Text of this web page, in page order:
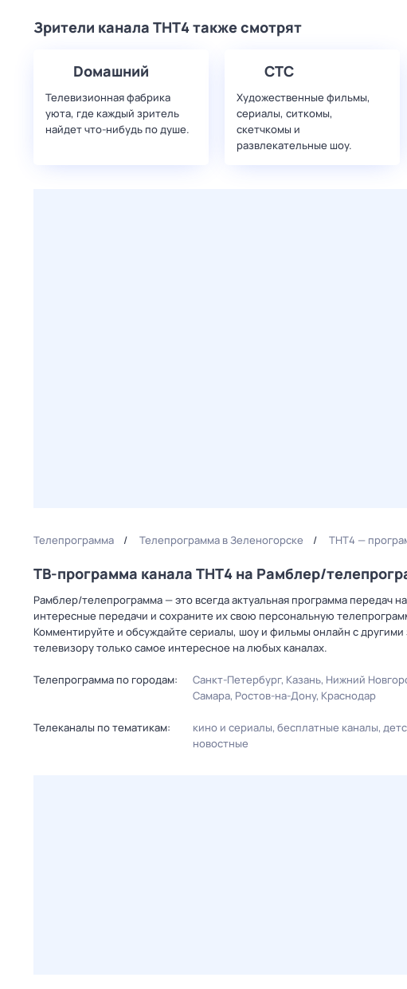
Зрители канала ТНТ4 также смотрят
Dомашний
Телевизионная фабрика
уюта, где каждый зритель
найдет что‑нибудь по душе.
СТС
Художественные фильмы,
сериалы, ситкомы,
скетчкомы и
развлекательные шоу.
Телепрограмма Телепрограмма в Зеленогорске ТНТ4 —
ТВ-программа канала ТНТ4 на Рамблер/
Рамблер/телепрограмма — это всегда актуальная программа передач
интересные передачи и сохраните их свою персональную
Комментируйте и обсуждайте сериалы, шоу и фильмы онлайн с
телевизору только самое интересное на любых каналах.
Телепрограмма по городам: Санкт-Петербург Казань Нижний
Самара Ростов-на-Дону Краснодар
Телеканалы по тематикам: кино и сериалы бесплатные каналы
новостные